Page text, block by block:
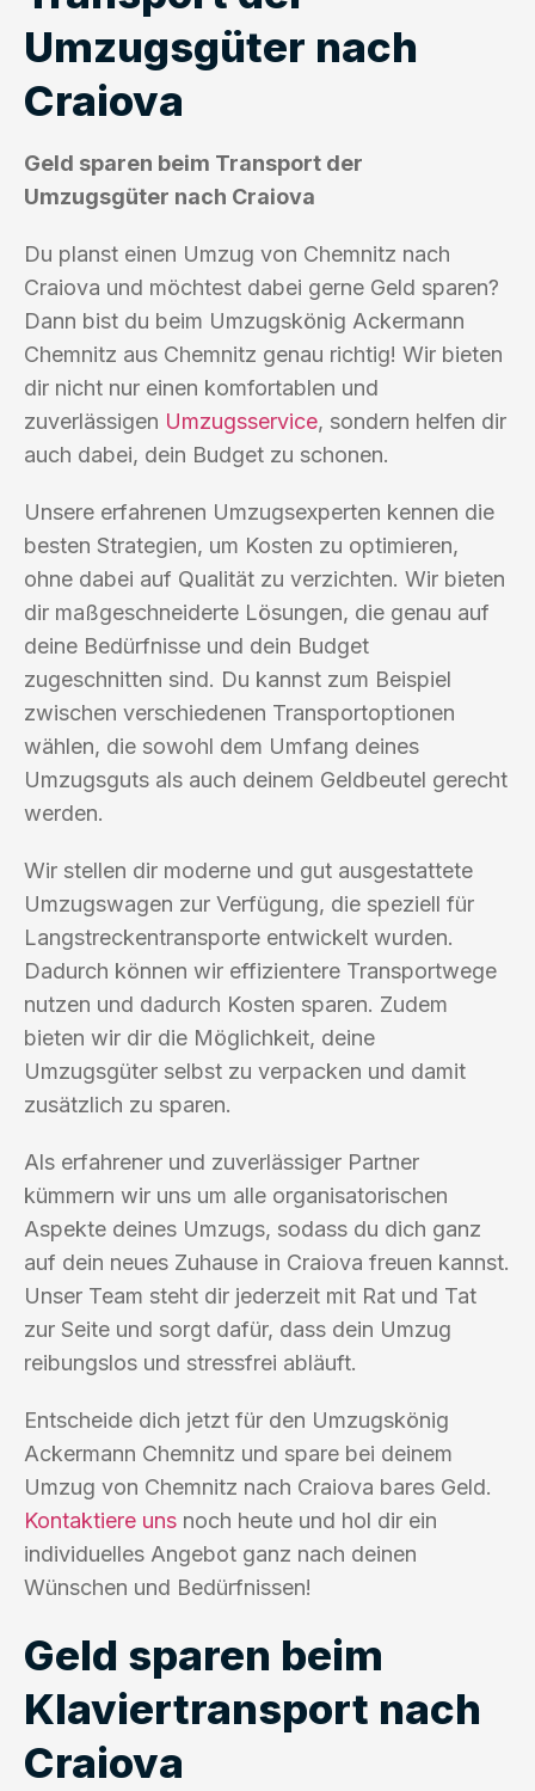
Umzugsgüter nach
Craiova
Geld sparen beim Transport der
Umzugsgüter nach Craiova
Du planst einen Umzug von Chemnitz nach
Craiova und möchtest dabei gerne Geld sparen?
Dann bist du beim Umzugskönig Ackermann
Chemnitz aus Chemnitz genau richtig! Wir bieten
dir nicht nur einen komfortablen und
zuverlässigen Umzugsservice, sondern helfen dir
auch dabei, dein Budget zu schonen.
Unsere erfahrenen Umzugsexperten kennen die
besten Strategien, um Kosten zu optimieren,
ohne dabei auf Qualität zu verzichten. Wir bieten
dir maßgeschneiderte Lösungen, die genau auf
deine Bedürfnisse und dein Budget
zugeschnitten sind. Du kannst zum Beispiel
zwischen verschiedenen Transportoptionen
wählen, die sowohl dem Umfang deines
Umzugsguts als auch deinem Geldbeutel gerecht
werden.
Wir stellen dir moderne und gut ausgestattete
Umzugswagen zur Verfügung, die speziell für
Langstreckentransporte entwickelt wurden.
Dadurch können wir effizientere Transportwege
nutzen und dadurch Kosten sparen. Zudem
bieten wir dir die Möglichkeit, deine
Umzugsgüter selbst zu verpacken und damit
zusätzlich zu sparen.
Als erfahrener und zuverlässiger Partner
kümmern wir uns um alle organisatorischen
Aspekte deines Umzugs, sodass du dich ganz
auf dein neues Zuhause in Craiova freuen kannst.
Unser Team steht dir jederzeit mit Rat und Tat
zur Seite und sorgt dafür, dass dein Umzug
reibungslos und stressfrei abläuft.
Entscheide dich jetzt für den Umzugskönig
Ackermann Chemnitz und spare bei deinem
Umzug von Chemnitz nach Craiova bares Geld.
Kontaktiere uns noch heute und hol dir ein
individuelles Angebot ganz nach deinen
Wünschen und Bedürfnissen!
Geld sparen beim
Klaviertransport nach
Craiova